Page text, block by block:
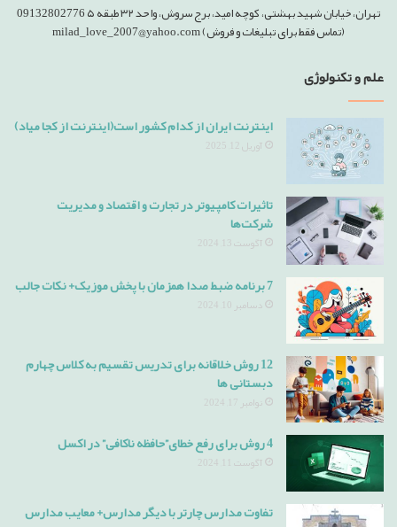
تهران، خیابان شهید بهشتی، کوچه امید، برج سروش، واحد ۳۲ طبقه ۵ 09132802776
(تماس فقط برای تبلیغات و فروش) milad_love_2007@yahoo.com
علم و تکنولوژی
اینترنت ایران از کدام کشور است(اینترنت از کجا میاد)
آوریل 12, 2025
تاثیرات کامپیوتر در تجارت و اقتصاد و مدیریت
شرکت‌ها
آگوست 13, 2024
7 برنامه ضبط صدا همزمان با پخش موزیک+ نکات جالب
دسامبر 10, 2024
12 روش خلاقانه برای تدریس تقسیم به کلاس چهارم
دبستانی ها
نوامبر 17, 2024
4 روش برای رفع خطای”حافظه ناکافی” در اکسل
آگوست 11, 2024
تفاوت مدارس چارتر با دیگر مدارس+ معایب مدارس